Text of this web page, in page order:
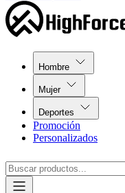
Hombre
Mujer
Deportes
Promoción
Personalizados